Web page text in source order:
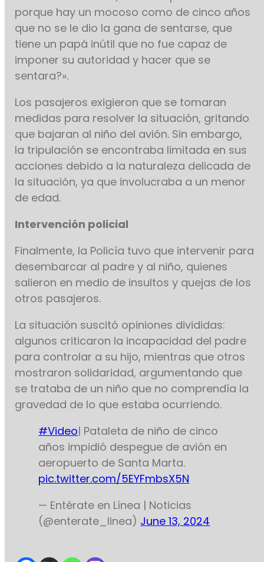
porque hay un mocoso como de cinco años
que no se le dio la gana de sentarse, que
tiene un papá inútil que no fue capaz de
imponer su autoridad y hacer que se
sentara?».
Los pasajeros exigieron que se tomaran
medidas para resolver la situación, gritando
que bajaran al niño del avión. Sin embargo,
la tripulación se encontraba limitada en sus
acciones debido a la naturaleza delicada de
la situación, ya que involucraba a un menor
de edad.
Intervención policial
Finalmente, la Policía tuvo que intervenir para
desembarcar al padre y al niño, quienes
salieron en medio de insultos y quejas de los
otros pasajeros.
La situación suscitó opiniones divididas:
algunos criticaron la incapacidad del padre
para controlar a su hijo, mientras que otros
mostraron solidaridad, argumentando que
se trataba de un niño que no comprendía la
gravedad de lo que estaba ocurriendo.
#Video| Pataleta de niño de cinco
años impidió despegue de avión en
aeropuerto de Santa Marta.
pic.twitter.com/5EYFmbsX5N
— Entérate en Línea | Noticias
(@enterate_linea) June 13, 2024